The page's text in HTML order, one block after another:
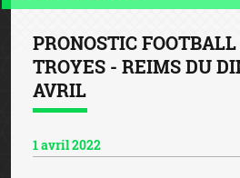
PRONOSTIC
TROYES - REIMS DU
AVRIL
1 avril 2022